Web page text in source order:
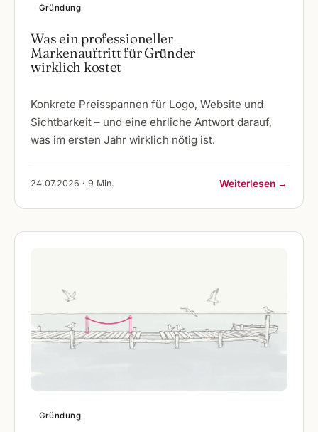
Gründung
Was ein professioneller
Markenauftritt für Gründer
wirklich kostet
Konkrete Preisspannen für Logo, Website und
Sichtbarkeit – und eine ehrliche Antwort darauf,
was im ersten Jahr wirklich nötig ist.
24.07.2026 · 9 Min. Weiterlesen →
Gründung